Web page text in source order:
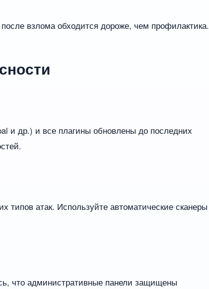
взлома обходится дороже, чем профилактика.
и др.) и все плагины обновлены до последних
типов атак. Используйте автоматические сканеры
что административные панели защищены